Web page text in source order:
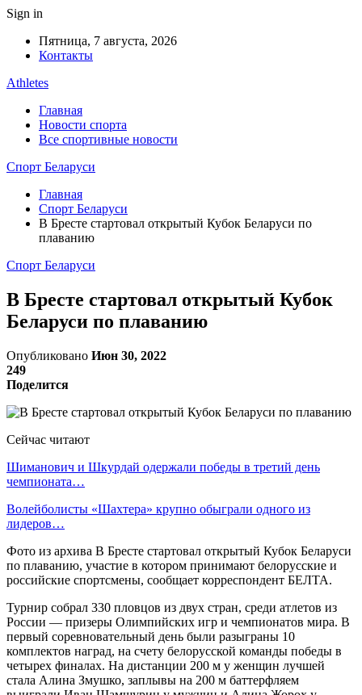
Sign in
Пятница, 7 августа, 2026
Контакты
Athletes
Главная
Новости спорта
Все спортивные новости
Спорт Беларуси
Главная
Спорт Беларуси
В Бресте стартовал открытый Кубок Беларуси по
плаванию
Спорт Беларуси
В Бресте стартовал открытый Кубок
Беларуси по плаванию
Опубликовано Июн 30, 2022
249
Поделится
Сейчас читают
Шиманович и Шкурдай одержали победы в третий день
чемпионата…
Волейболисты «Шахтера» крупно обыграли одного из
лидеров…
Фото из архива В Бресте стартовал открытый Кубок Беларуси
по плаванию, участие в котором принимают белорусские и
российские спортсмены, сообщает корреспондент БЕЛТА.
Турнир собрал 330 пловцов из двух стран, среди атлетов из
России — призеры Олимпийских игр и чемпионатов мира. В
первый соревновательный день были разыграны 10
комплектов наград, на счету белорусской команды победы в
четырех финалах. На дистанции 200 м у женщин лучшей
стала Алина Змушко, заплывы на 200 м баттерфляем